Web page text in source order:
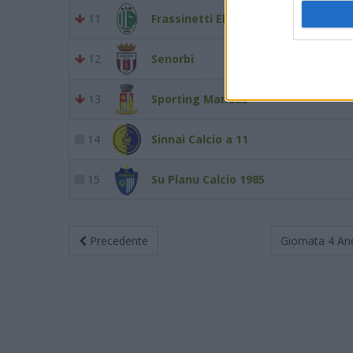
11 Frassinetti Elmas
12 Senorbì
13 Sporting Mandas
14 Sinnai Calcio a 11
15 Su Planu Calcio 1985
Precedente Giornata 4